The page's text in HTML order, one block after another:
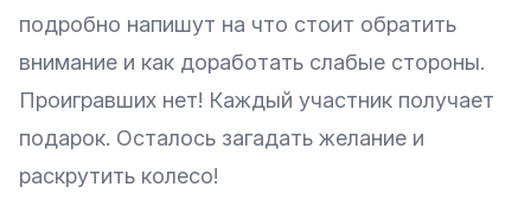
подробно напишут на что стоит обратить
внимание и как доработать слабые стороны.
Проигравших нет! Каждый участник получает
подарок. Осталось загадать желание и
раскрутить колесо!